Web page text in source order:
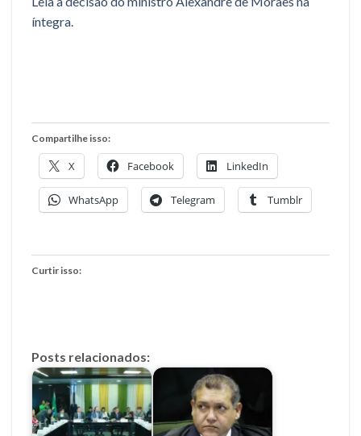
íntegra.
Compartilhe isso:
X Facebook LinkedIn
WhatsApp Telegram Tumblr
Curtir isso:
Posts relacionados: